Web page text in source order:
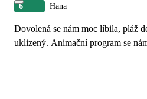
6 Hana
Dovolená se nám moc líbila, pláž denně čistá, písčitá. Jídlo dobré, každý si mohl vybrat. Pokoj kromě koupelny, která by už chtěla rekonstrukci